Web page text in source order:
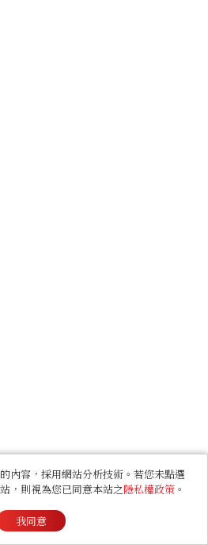
內容，採用網站分析技術。若您未點選
，則視為您已同意本站之隱私權政策 。
我同意